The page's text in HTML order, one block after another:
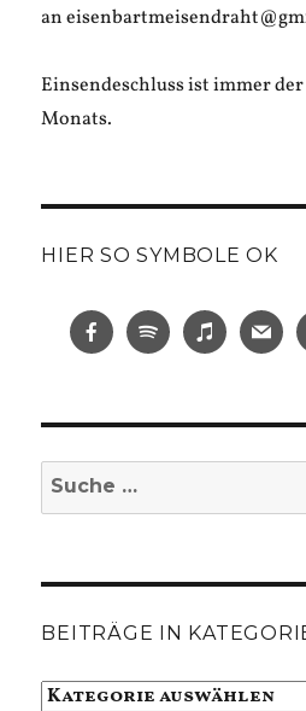
an
Einsendeschluss ist immer
Monats.
HIER SO SYMBOLE OK
Suche
nach:
BEITRÄGE IN
Beiträge